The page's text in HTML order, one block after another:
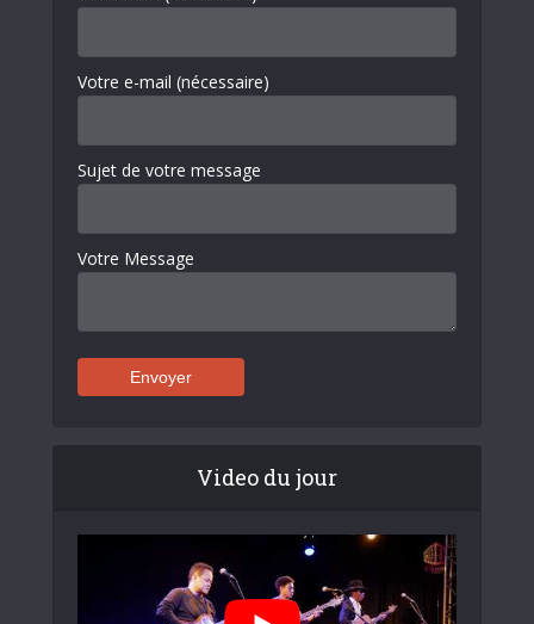
Votre e-mail (nécessaire)
Sujet de votre message
Votre Message
Video du jour